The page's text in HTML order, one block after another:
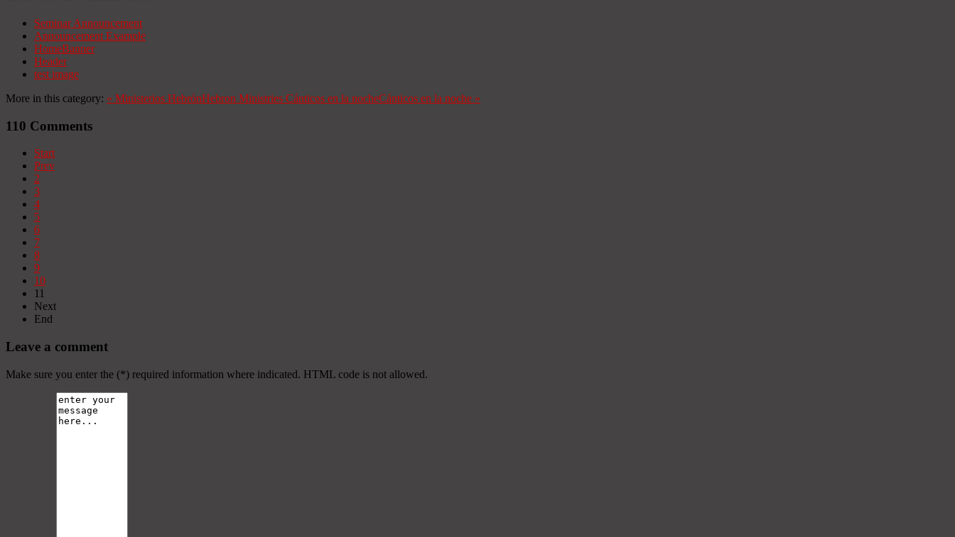
Seminar Announcement
Announcement Example
HomeBanner
Header
test image
More in this category: « Ministerios HebrónHebron Ministries Cánticos en la nocheCánticos en la noche »
110 Comments
Start
Prev
2
3
4
5
6
7
8
9
10
11
Next
End
Leave a comment
Make sure you enter the (*) required information where indicated. HTML code is not allowed.